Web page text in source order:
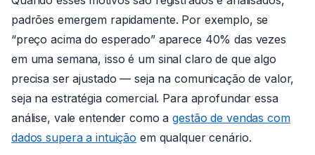
padrões emergem rapidamente. Por exemplo, se
“preço acima do esperado” aparece 40% das vezes
em uma semana, isso é um sinal claro de que algo
precisa ser ajustado — seja na comunicação de valor,
seja na estratégia comercial. Para aprofundar essa
análise, vale entender como agestão de vendas com
dados supera a intuição em qualquer cenário.